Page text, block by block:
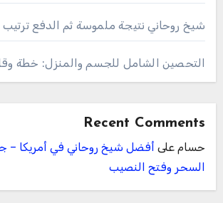
شيخ روحاني نتيجة ملموسة ثم الدفع
التحصين الشامل للجسم والمنزل: خطة
Recent Comments
حسامعلى أفضل شيخ روحاني في أمريكا –
السحر وفتح النصيب